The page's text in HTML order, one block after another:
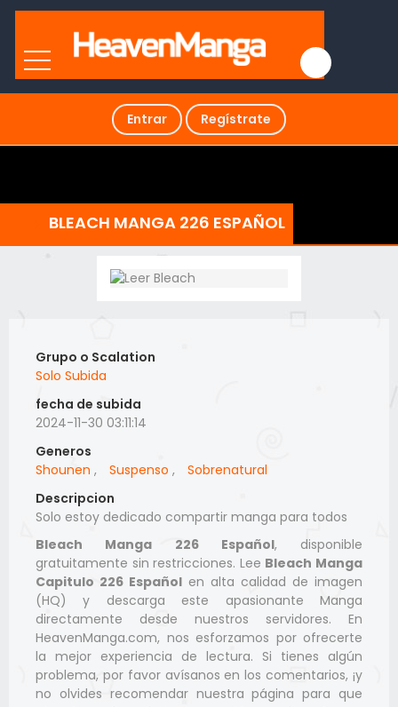
Entrar Regístrate
BLEACH MANGA 226 ESPAÑOL
Grupo o Scalation
Solo Subida
fecha de subida
2024-11-30 03:11:14
Generos
Shounen , Suspenso ,
Sobrenatural
Descripcion
Solo estoy dedicado compartir manga para todos
Bleach Manga 226 Español, disponible
gratuitamente sin restricciones. Lee Bleach Manga
Capitulo 226 Español en alta calidad de imagen
(HQ) y descarga este apasionante Manga
directamente desde nuestros servidores. En
HeavenManga.com, nos esforzamos por ofrecerte
la mejor experiencia de lectura. Si tienes algún
problema, por favor avísanos en los comentarios, ¡y
no olvides recomendar nuestra página para que